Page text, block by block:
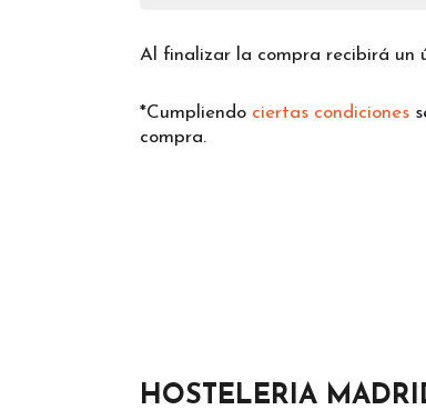
Al finalizar la compra recibirá un
*Cumpliendo ciertas condiciones
compra.
HOSTELERIA